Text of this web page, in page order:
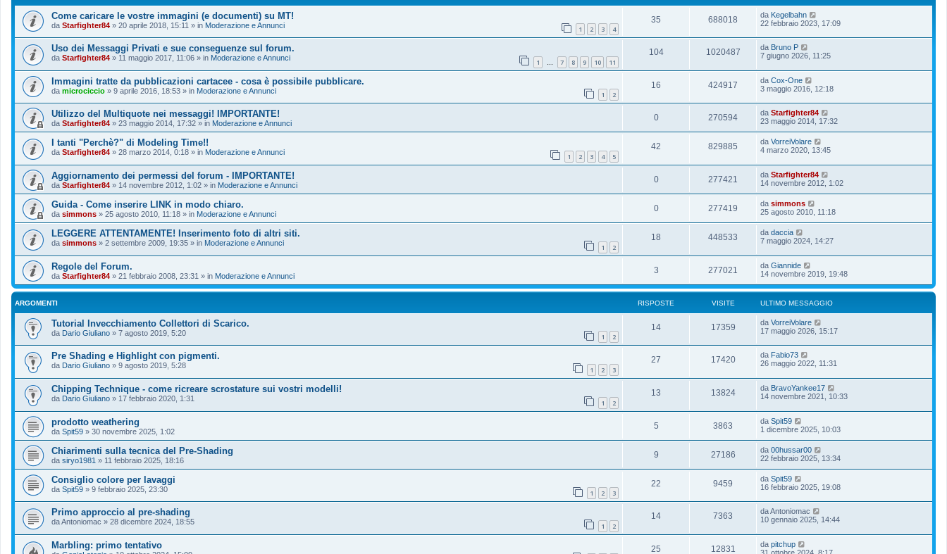
Come caricare le vostre immagini (e documenti) su MT!
da Starfighter84 » 20 aprile 2018, 15:11 » in Moderazione e Annunci 1 2 3 4
35 688018 da Kegelbahn
22 febbraio 2023, 17:09
Uso dei Messaggi Privati e sue conseguenze sul forum.
da Starfighter84 » 11 maggio 2017, 11:06 » in Moderazione e Annunci 1 … 7 8 9 10 11
104 1020487 da Bruno P
7 giugno 2026, 11:25
Immagini tratte da pubblicazioni cartacee - cosa è possibile pubblicare.
da microciccio » 9 aprile 2016, 18:53 » in Moderazione e Annunci 1 2
16 424917 da Cox-One
3 maggio 2016, 12:18
Utilizzo del Multiquote nei messaggi! IMPORTANTE!
da Starfighter84 » 23 maggio 2014, 17:32 » in Moderazione e Annunci
0 270594 da Starfighter84
23 maggio 2014, 17:32
I tanti "Perchè?" di Modeling Time!!
da Starfighter84 » 28 marzo 2014, 0:18 » in Moderazione e Annunci 1 2 3 4 5
42 829885 da VorreiVolare
4 marzo 2020, 13:45
Aggiornamento dei permessi del forum - IMPORTANTE!
da Starfighter84 » 14 novembre 2012, 1:02 » in Moderazione e Annunci
0 277421 da Starfighter84
14 novembre 2012, 1:02
Guida - Come inserire LINK in modo chiaro.
da simmons » 25 agosto 2010, 11:18 » in Moderazione e Annunci
0 277419 da simmons
25 agosto 2010, 11:18
LEGGERE ATTENTAMENTE! Inserimento foto di altri siti.
da simmons » 2 settembre 2009, 19:35 » in Moderazione e Annunci 1 2
18 448533 da daccia
7 maggio 2024, 14:27
Regole del Forum.
da Starfighter84 » 21 febbraio 2008, 23:31 » in Moderazione e Annunci
3 277021 da Giannide
14 novembre 2019, 19:48
ARGOMENTI RISPOSTE VISITE ULTIMO MESSAGGIO
Tutorial Invecchiamento Collettori di Scarico.
da Dario Giuliano » 7 agosto 2019, 5:20 1 2
14 17359 da VorreiVolare
17 maggio 2026, 15:17
Pre Shading e Highlight con pigmenti.
da Dario Giuliano » 9 agosto 2019, 5:28 1 2 3
27 17420 da Fabio73
26 maggio 2022, 11:31
Chipping Technique - come ricreare scrostature sui vostri modelli!
da Dario Giuliano » 17 febbraio 2020, 1:31 1 2
13 13824 da BravoYankee17
14 novembre 2021, 10:33
prodotto weathering
da Spit59 » 30 novembre 2025, 1:02
5 3863 da Spit59
1 dicembre 2025, 10:03
Chiarimenti sulla tecnica del Pre-Shading
da siryo1981 » 11 febbraio 2025, 18:16
9 27186 da 00hussar00
22 febbraio 2025, 13:34
Consiglio colore per lavaggi
da Spit59 » 9 febbraio 2025, 23:30 1 2 3
22 9459 da Spit59
16 febbraio 2025, 19:08
Primo approccio al pre-shading
daAntoniomac » 28 dicembre 2024, 18:55 1 2
14 7363 daAntoniomac
10 gennaio 2025, 14:44
Marbling: primo tentativo 25 12831 da pitchup